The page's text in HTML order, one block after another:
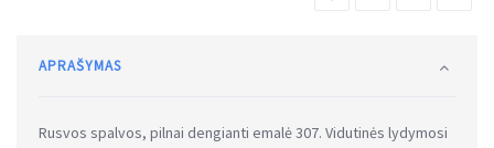
APRAŠYMAS
Rusvos spalvos, pilnai dengianti emalė 307. Vidutinės lydymosi